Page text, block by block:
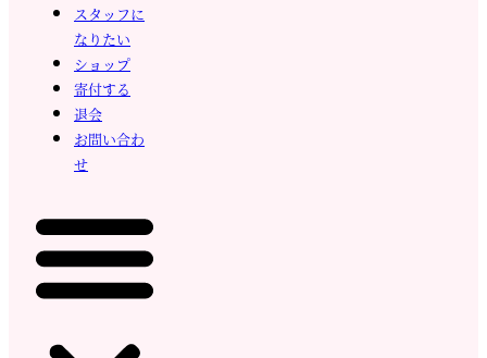
スタッフに
なりたい
ショップ
寄付する
退会
お問い合わ
せ